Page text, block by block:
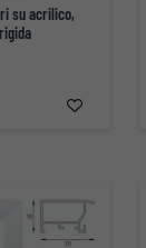
su acrilico,